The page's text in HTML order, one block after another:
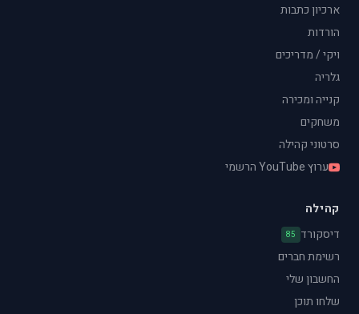
ארכיון כתבות
הורדות
ויקי / מדריכים
גלריה
קנייה ומכירה
משחקים
סרטוני קהילה
ערוץ YouTube הרשמי
קהילה
דיסקורד 85
רשימת חברים
החשבון שלי
שלחו תוכן